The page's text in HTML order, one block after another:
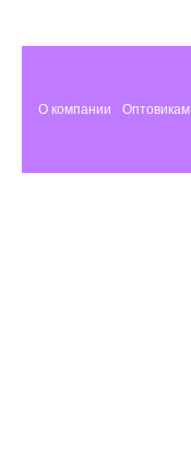
О компании Оптовикам